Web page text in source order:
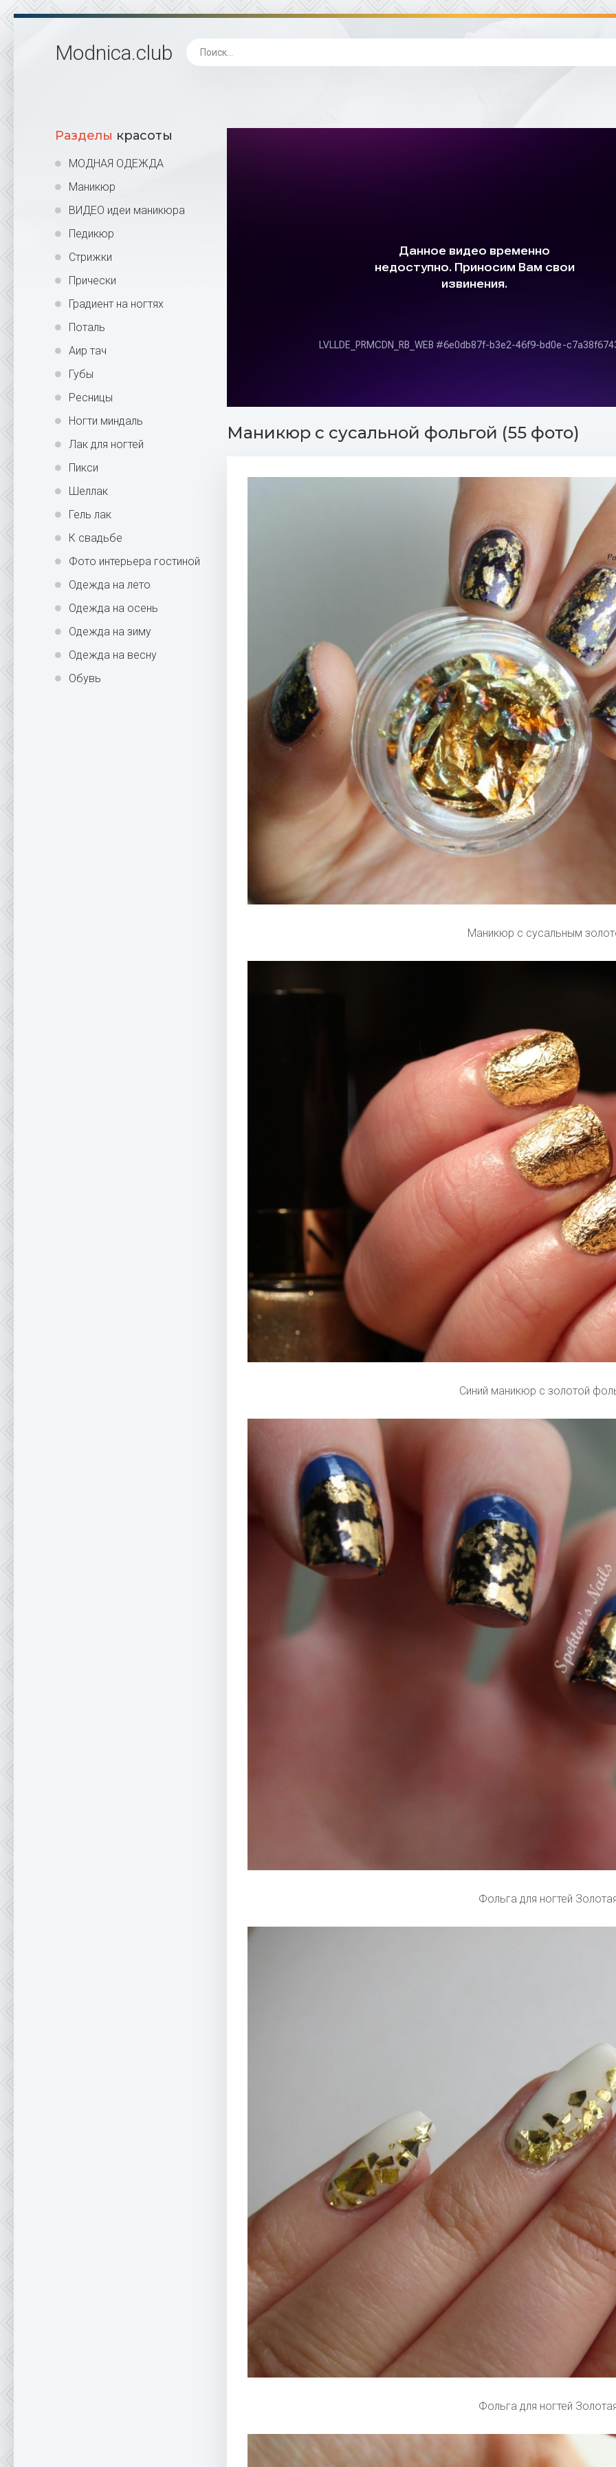
Modnica.club
Разделы красоты
МОДНАЯ ОДЕЖДА
Маникюр
ВИДЕО идеи маникюра
Педикюр
Стрижки
Прически
Градиент на ногтях
Поталь
Аир тач
Губы
Ресницы
Ногти миндаль
Лак для ногтей
Пикси
Шеллак
Гель лак
К свадьбе
Фото интерьера гостиной
Одежда на лето
Одежда на осень
Одежда на зиму
Одежда на весну
Обувь
Маникюр с сусальной фольгой (55 фото)
Маникюр с сусальным
Синий маникюр с золотой
Фольга для ногтей
Фольга для ногтей